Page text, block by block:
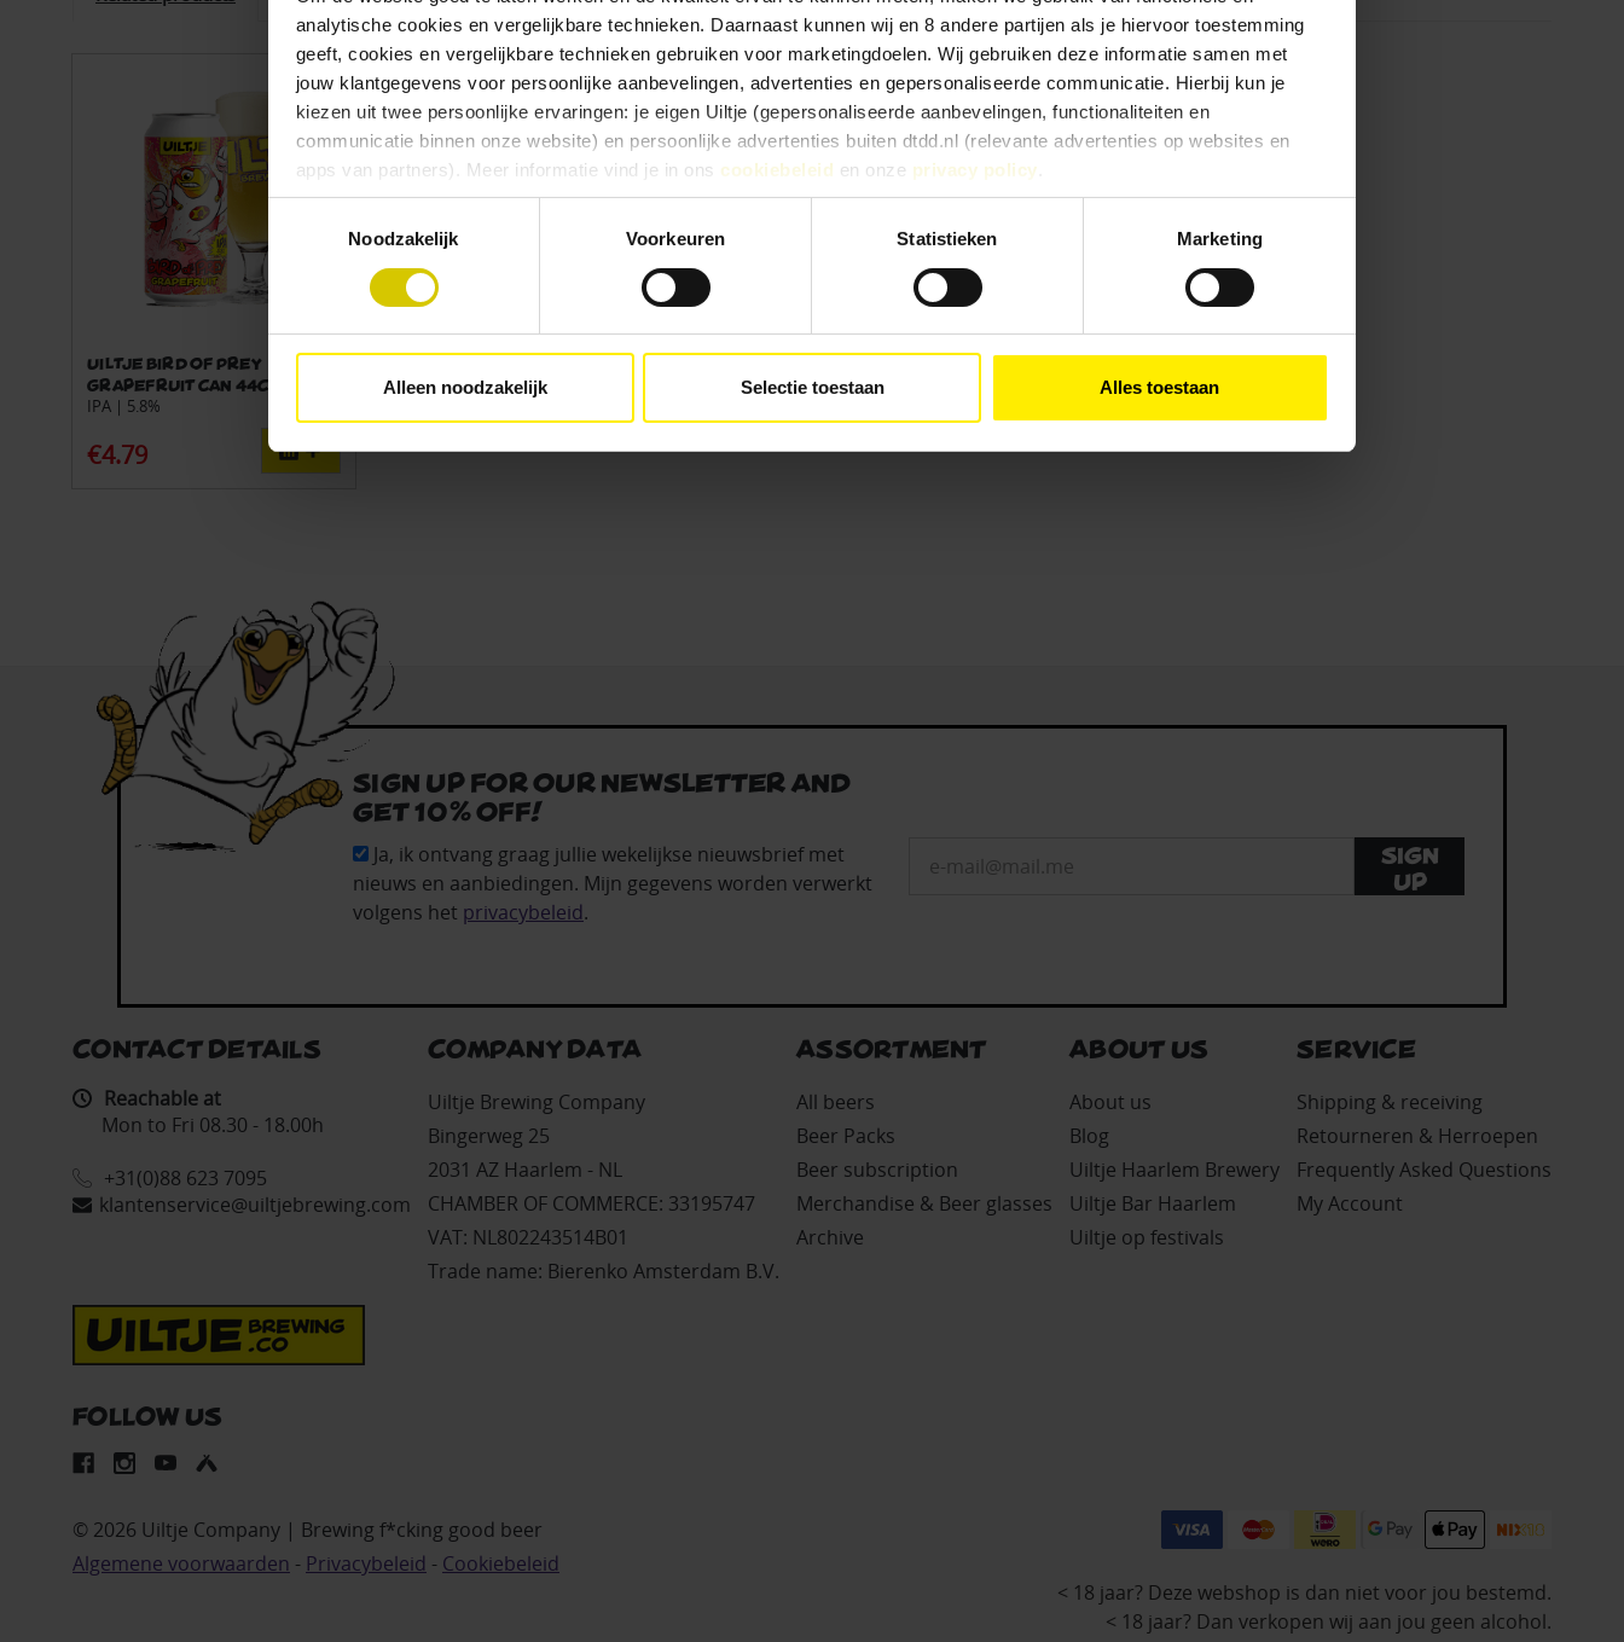
analytische cookies en vergelijkbare technieken. Daarnaast kunnen wij en 8 andere partijen als je hiervoor toestemming
geeft, cookies en vergelijkbare technieken gebruiken voor marketingdoelen. Wij gebruiken deze informatie samen met
jouw klantgegevens voor persoonlijke aanbevelingen, advertenties en gepersonaliseerde communicatie. Hierbij kun je
kiezen uit twee persoonlijke ervaringen: je eigen Uiltje (gepersonaliseerde aanbevelingen, functionaliteiten en
communicatie binnen onze website) en persoonlijke advertenties buiten dtdd.nl (relevante advertenties op websites en
apps van partners). Meer informatie vind je in ons cookiebeleid en onze privacy policy
Vind je deze twee persoonlijke ervaringen goed, kies dan voor ‘Alles toestaan’. Via ‘Selectie toestaan’ kun je specifieker
voor functionele en analytische doelen. Je kunt je keuze achteraf altijd aanpassen of intrekken via het
cookiebeleid
Noodzakelijk
Voorkeuren Statistieken Marketing
Alleen noodzakelijk Selectie toestaan Alles toestaan
Uiltje Bird of Prey
Grapefruit can 44cl
IPA | 5.8%
€4.79
Sign up for our newsletter and
get 10% off!
Ja, ik ontvang graag jullie wekelijkse nieuwsbrief met
nieuws en aanbiedingen. Mijn gegevens worden verwerkt
volgens het privacybeleid.
Sign
up
CONTACT DETAILS
Reachable at
Mon to Fri 08.30 - 18.00h
+31(0)88 623 7095
klantenservice@uiltjebrewing.com
FOLLOW US
COMPANY DATA
Uiltje Brewing Company
Bingerweg 25
2031 AZ Haarlem - NL
CHAMBER OF COMMERCE: 33195747
VAT: NL802243514B01
Trade name: Bierenko Amsterdam B.V.
ASSORTMENT
All beers
Beer Packs
Beer subscription
Merchandise & Beer glasses
Archive
ABOUT US
About us
Blog
Uiltje Haarlem Brewery
Uiltje Bar Haarlem
Uiltje op festivals
SERVICE
Shipping & receiving
Retourneren & Herroepen
Frequently Asked Questions
My Account
© 2026 Uiltje Company | Brewing f*cking good beer
Algemene voorwaarden - Privacybeleid - Cookiebeleid
< 18 jaar? Deze webshop is dan niet voor jou bestemd.
< 18 jaar? Dan verkopen wij aan jou geen alcohol.